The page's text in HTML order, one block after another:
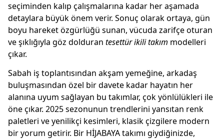
seçiminden kalıp çalışmalarına kadar her aşamada
detaylara büyük önem verir. Sonuç olarak ortaya, gün
boyu hareket özgürlüğü sunan, vücuda zarifçe oturan
ve şıklığıyla göz dolduran tesettür ikili takım modelleri
çıkar.
Sabah iş toplantısından akşam yemeğine, arkadaş
buluşmasından özel bir davete kadar hayatın her
alanına uyum sağlayan bu takımlar, çok yönlülükleri ile
öne çıkar. 2025 sezonunun trendlerini yansıtan renk
paletleri ve yenilikçi kesimleri, klasik çizgilere modern
bir yorum getirir. Bir HİJABAYA takımı giydiğinizde,